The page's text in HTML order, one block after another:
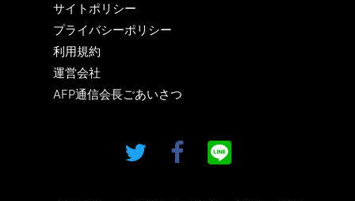
サイトポリシー
プライバシーポリシー
利用規約
運営会社
AFP通信会長ごあいさつ